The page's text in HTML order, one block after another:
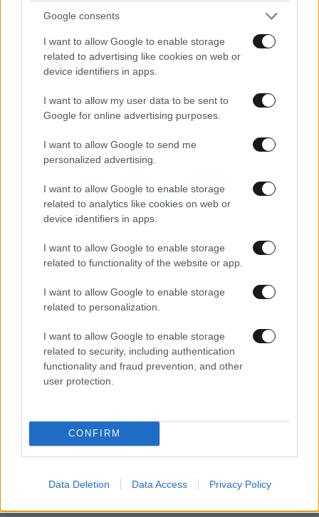
Google consents
I want to allow Google to enable storage
related to advertising like cookies on web or
device identifiers in apps.
I want to allow my user data to be sent to
Google for online advertising purposes.
I want to allow Google to send me
personalized advertising.
I want to allow Google to enable storage
related to analytics like cookies on web or
device identifiers in apps.
I want to allow Google to enable storage
related to functionality of the website or app.
I want to allow Google to enable storage
related to personalization.
I want to allow Google to enable storage
related to security, including authentication
functionality and fraud prevention, and other
user protection.
CONFIRM
Data Deletion Data Access Privacy Policy
ΕΛΛΑΔΑ07·08·2026 11:26
Βίντεο-ντοκουμέντο από το θανατηφόρο
στο αντίθετο ρεύμα – Ακαριαία πέθαναν γιος
και μητέρα